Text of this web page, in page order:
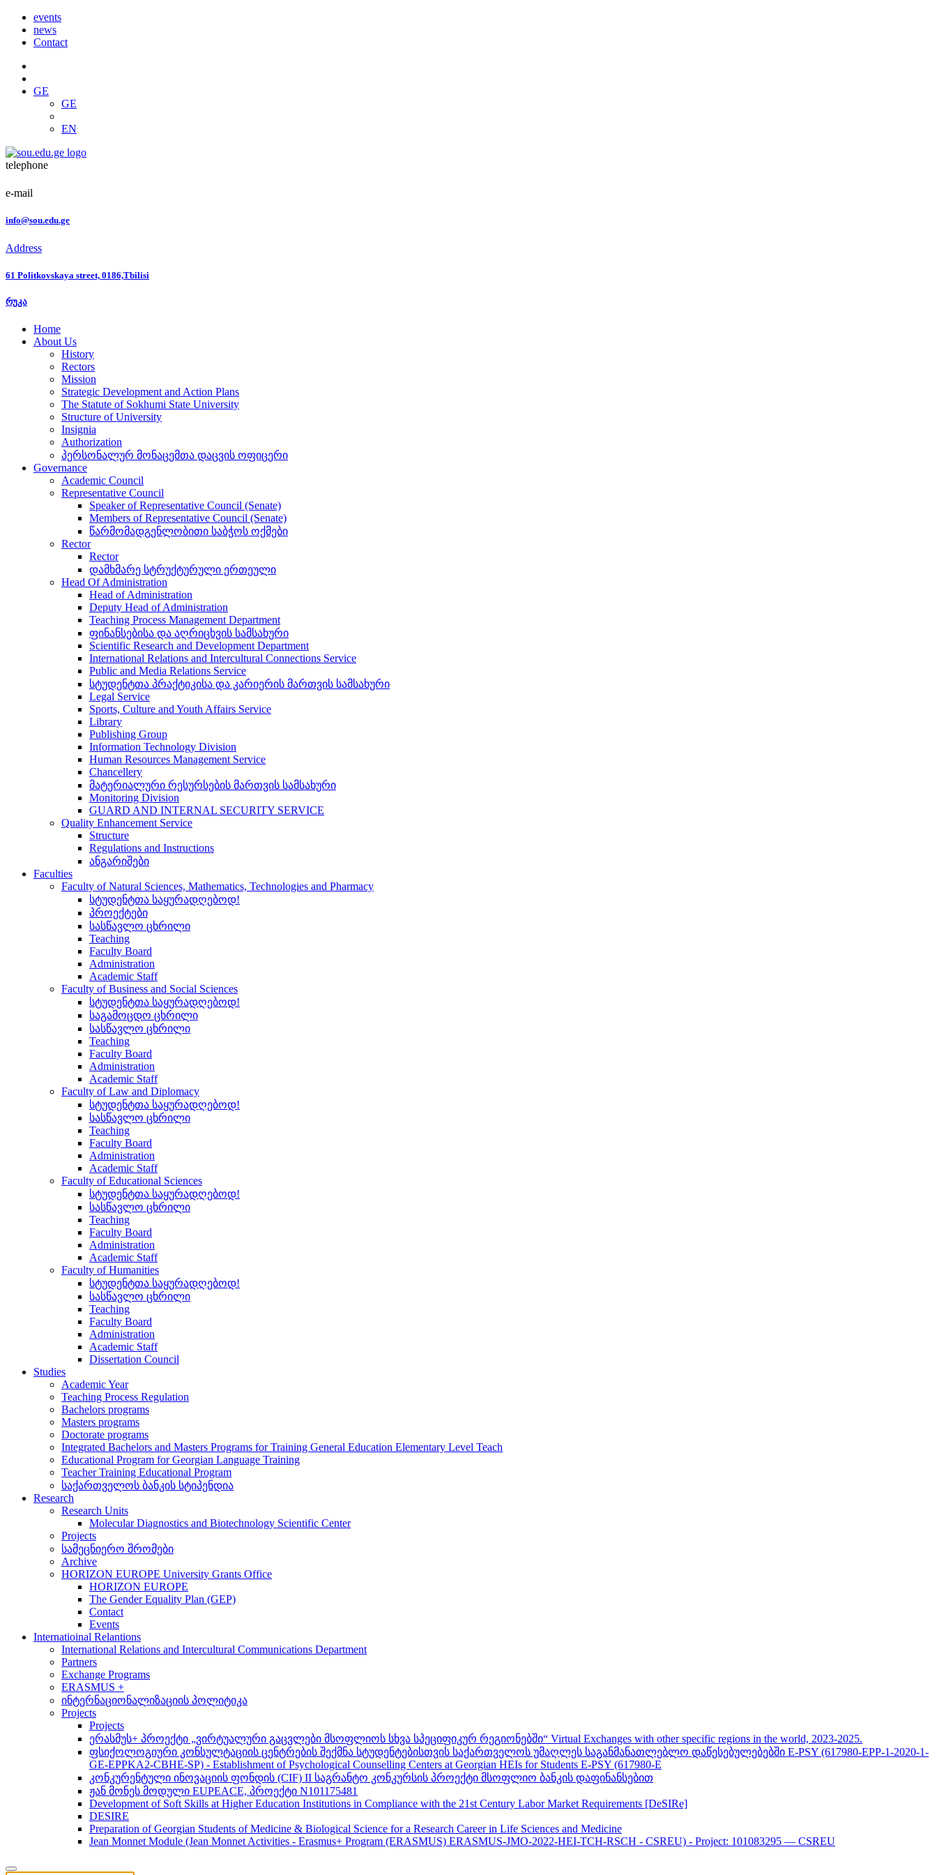
events
news
Contact
GE
GE
EN
telephone
e-mail
info@sou.edu.ge
Address
61 Politkovskaya street, 0186,Tbilisi
რუკა
Home
About Us
History
Rectors
Mission
Strategic Development and Action Plans
The Statute of Sokhumi State University
Structure of University
Insignia
Authorization
პერსონალურ მონაცემთა დაცვის ოფიცერი
Governance
Academic Council
Representative Council
Speaker of Representative Council (Senate)
Members of Representative Council (Senate)
წარმომადგენლობითი საბჭოს ოქმები
Rector
Rector
დამხმარე სტრუქტურული ერთეული
Head Of Administration
Head of Administration
Deputy Head of Administration
Teaching Process Management Department
ფინანსებისა და აღრიცხვის სამსახური
Scientific Research and Development Department
International Relations and Intercultural Connections Service
Public and Media Relations Service
სტუდენტთა პრაქტიკისა და კარიერის მართვის სამსახური
Legal Service
Sports, Culture and Youth Affairs Service
Library
Publishing Group
Information Technology Division
Human Resources Management Service
Chancellery
მატერიალური რესურსების მართვის სამსახური
Monitoring Division
GUARD AND INTERNAL SECURITY SERVICE
Quality Enhancement Service
Structure
Regulations and Instructions
ანგარიშები
Faculties
Faculty of Natural Sciences, Mathematics, Technologies and Pharmacy
სტუდენტთა საყურადღებოდ!
პროექტები
სასწავლო ცხრილი
Teaching
Faculty Board
Administration
Academic Staff
Faculty of Business and Social Sciences
სტუდენტთა საყურადღებოდ!
საგამოცდო ცხრილი
სასწავლო ცხრილი
Teaching
Faculty Board
Administration
Academic Staff
Faculty of Law and Diplomacy
სტუდენტთა საყურადღებოდ!
სასწავლო ცხრილი
Teaching
Faculty Board
Administration
Academic Staff
Faculty of Educational Sciences
სტუდენტთა საყურადღებოდ!
სასწავლო ცხრილი
Teaching
Faculty Board
Administration
Academic Staff
Faculty of Humanities
სტუდენტთა საყურადღებოდ!
სასწავლო ცხრილი
Teaching
Faculty Board
Administration
Academic Staff
Dissertation Council
Studies
Academic Year
Teaching Process Regulation
Bachelors programs
Masters programs
Doctorate programs
Integrated Bachelors and Masters Programs for Training General Education Elementary Level Teach
Educational Program for Georgian Language Training
Teacher Training Educational Program
საქართველოს ბანკის სტიპენდია
Research
Research Units
Molecular Diagnostics and Biotechnology Scientific Center
Projects
სამეცნიერო შრომები
Archive
HORIZON EUROPE University Grants Office
HORIZON EUROPE
The Gender Equality Plan (GEP)
Contact
Events
Internatioinal Relantions
International Relations and Intercultural Communications Department
Partners
Exchange Programs
ERASMUS +
ინტერნაციონალიზაციის პოლიტიკა
Projects
Projects
ერასმუს+ პროექტი „ვირტუალური გაცვლები მსოფლიოს სხვა სპეციფიკურ რეგიონებში“ Virtual Exchanges with other specific regions in the world, 2023-2025.
ფსიქოლოგიური კონსულტაციის ცენტრების შექმნა სტუდენტებისთვის საქართველოს უმაღლეს საგანმანათლებლო დაწესებულებებში E-PSY (617980-EPP-1-2020-1-
GE-EPPKA2-CBHE-SP) - Establishment of Psychological Counselling Centers at Georgian HEIs for Students E-PSY (617980-E
კონკურენტული ინოვაციის ფონდის (CIF) II საგრანტო კონკურსის პროექტი მსოფლიო ბანკის დაფინანსებით
ჟან მონეს მოდული EUPEACE, პროექტი N101175481
Development of Soft Skills at Higher Education Institutions in Compliance with the 21st Century Labor Market Requirements [DeSIRe]
DESIRE
Preparation of Georgian Students of Medicine & Biological Science for a Research Career in Life Sciences and Medicine
Jean Monnet Module (Jean Monnet Activities - Erasmus+ Program (ERASMUS) ERASMUS-JMO-2022-HEI-TCH-RSCH - CSREU) - Project: 101083295 — CSREU